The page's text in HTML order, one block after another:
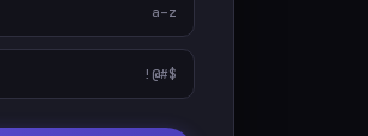
a–z
!@#$